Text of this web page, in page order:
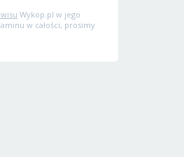
Wykop.pl w jego
w całości, prosimy